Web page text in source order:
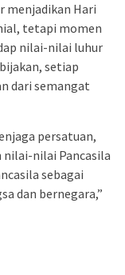
menjadikan Hari
tetapi momen
nilai-nilai luhur
setiap
dari semangat
persatuan,
nilai-nilai Pancasila
sebagai
dan bernegara,”